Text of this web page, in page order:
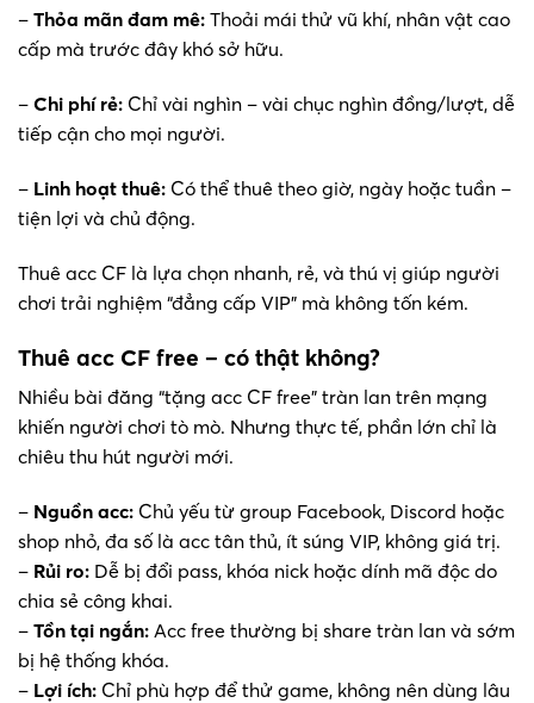
– Thỏa mãn đam mê: Thoải mái thử vũ khí, nhân vật cao
cấp mà trước đây khó sở hữu.
– Chi phí rẻ: Chỉ vài nghìn – vài chục nghìn đồng/lượt, dễ
tiếp cận cho mọi người.
– Linh hoạt thuê: Có thể thuê theo giờ, ngày hoặc tuần –
tiện lợi và chủ động.
Thuê acc CF là lựa chọn nhanh, rẻ, và thú vị giúp người
chơi trải nghiệm “đẳng cấp VIP” mà không tốn kém.
Thuê acc CF free – có thật không?
Nhiều bài đăng “tặng acc CF free” tràn lan trên mạng
khiến người chơi tò mò. Nhưng thực tế, phần lớn chỉ là
chiêu thu hút người mới.
– Nguồn acc: Chủ yếu từ group Facebook, Discord hoặc
shop nhỏ, đa số là acc tân thủ, ít súng VIP, không giá trị.
– Rủi ro: Dễ bị đổi pass, khóa nick hoặc dính mã độc do
chia sẻ công khai.
– Tồn tại ngắn: Acc free thường bị share tràn lan và sớm
bị hệ thống khóa.
– Lợi ích: Chỉ phù hợp để thử game, không nên dùng lâu